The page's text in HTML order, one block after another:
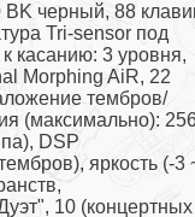
черный, 88
Tri-sensor под
касанию: 3 уровня,
Morphing AiR, 22
тембров/
(максимально):
DSP
яркость (-3
10 (концертных